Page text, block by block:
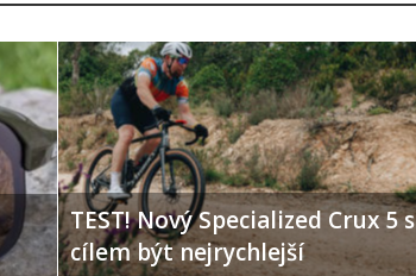
TEST! Nový Specialized Crux 5 s
cílem být nejrychlejší